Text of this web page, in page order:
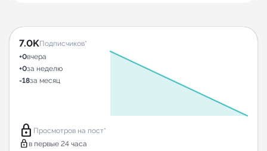
7.0KПодписчиков*
+0вчера
+0за неделю
-18за месяц
lock Просмотров на пост*
lock в первые 24 часа